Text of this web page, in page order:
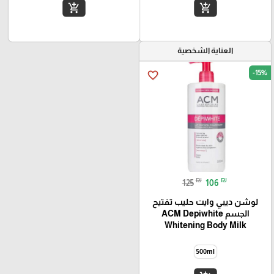
add_shopping_cart
add_shopping_cart
العناية الشخصية
favorite_border -15%
125 ₪ 106 ₪
لوشن ديبي وايت حليب تفتيح
الجسم ACM Depiwhite
Whitening Body Milk
500ml